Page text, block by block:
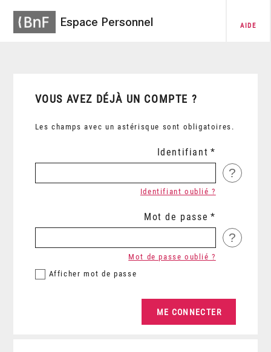
Espace Personnel AIDE
VOUS AVEZ DÉJÀ UN COMPTE ?
Les champs avec un astérisque sont obligatoires.
Identifiant
?
Identifiant oublié ?
Mot de passe
?
Afficher mot de passe
Mot de passe oublié ?